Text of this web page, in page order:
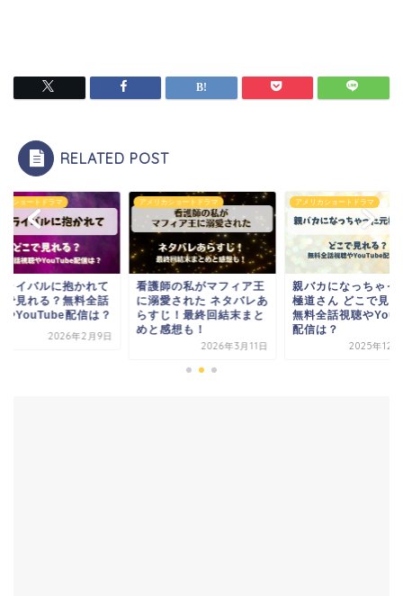
RELATED POST
カショートドラマ
師の私がマフィア王
愛された ネタバレあ
じ！最終回結末まと
感想も！
アメリカショートドラマ
親バカになっちゃった元
極道さん どこで見れる？
無料全話視聴やYouTube
配信は？
2025年12月24日
アメリカショートドラマ
兄のライバルに抱か
どこで見れる？無料
視聴やYouTube配信